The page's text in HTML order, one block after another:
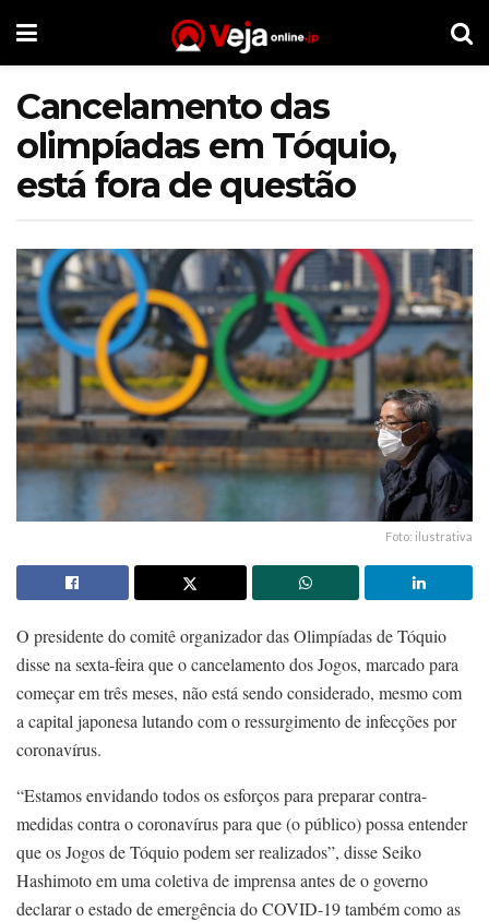
Cancelamento das
olimpíadas em Tóquio,
está fora de questão
Foto: ilustrativa
O presidente do comitê organizador das Olimpíadas de Tóquio
disse na sexta-feira que o cancelamento dos Jogos, marcado para
começar em três meses, não está sendo considerado, mesmo com
a capital japonesa lutando com o ressurgimento de infecções por
coronavírus.
“Estamos envidando todos os esforços para preparar contra-
medidas contra o coronavírus para que (o público) possa entender
que os Jogos de Tóquio podem ser realizados”, disse Seiko
Hashimoto em uma coletiva de imprensa antes de o governo
declarar o estado de emergência do COVID-19 também como as